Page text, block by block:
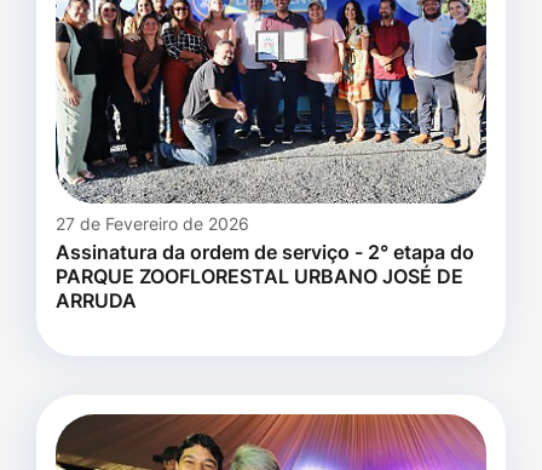
27 de Fevereiro de 2026
Assinatura da ordem de serviço - 2° etapa do
PARQUE ZOOFLORESTAL URBANO JOSÉ DE
ARRUDA